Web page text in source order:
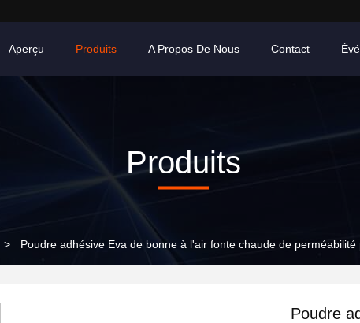
Aperçu Produits A Propos De Nous Contact
Produits
> Poudre adhésive Eva de bonne à l'air fonte chaude de
Poudre